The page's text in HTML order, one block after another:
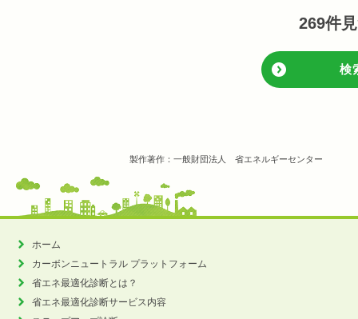
269件
検
製作著作：一般財団法人 省エネルギーセンター
ホーム
カーボンニュートラル プラットフォーム
省エネ最適化診断とは？
省エネ最適化診断サービス内容